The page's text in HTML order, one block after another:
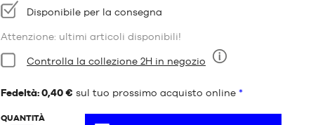
Disponibilità:
Disponibile per la consegna
Attenzione: ultimi articoli disponibili!
Condizioni:
Nove
Controlla la collezione 2H in negozio
Fedeltà: 0,40 € sul tuo prossimo acquisto online *
QUANTITÀ